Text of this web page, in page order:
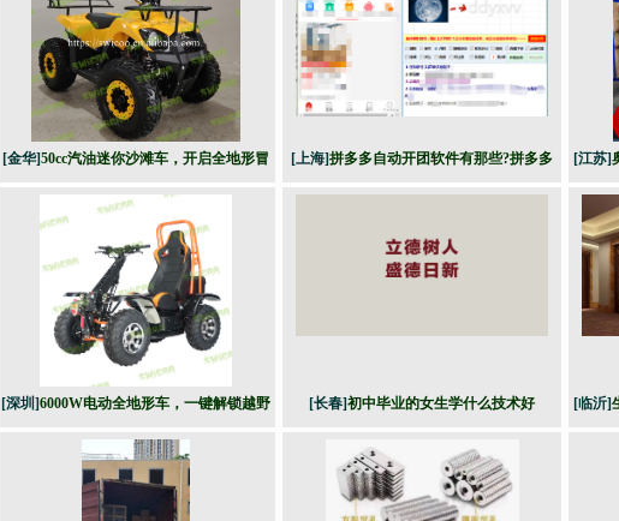
[金华]50cc汽油迷你沙滩车，开启全地形冒
险之旅​，解锁乐趣驾驶体验！
[上海]拼多多自动开团软件有那些?拼多多
全自动补单软件出评开团参团评价
[江苏]
[深圳]6000W电动全地形车，一键解锁越野
新高度！
[长春]初中毕业的女生学什么技术好 [临沂]